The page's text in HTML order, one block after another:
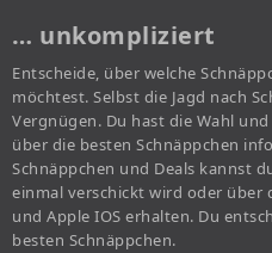
… unkompliziert
Entscheide, über welche
möchtest. Selbst die Jagd nach
Vergnügen. Du hast die Wahl
über die besten Schnäppchen
Schnäppchen und Deals kannst
einmal verschickt wird oder über
und Apple IOS erhalten. Du
besten Schnäppchen.